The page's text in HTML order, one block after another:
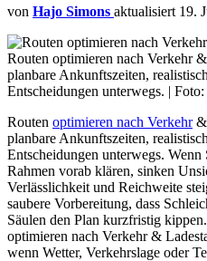
von Hajo Simons aktualisiert 19.
Routen optimieren nach Verkehr
planbare Ankunftszeiten,
Entscheidungen unterwegs. |
Routen optimieren nach Verkehr&
planbare Ankunftszeiten,
Entscheidungen unterwegs.
Rahmen vorab klären, sinken
Verlässlichkeit und Reichweite
saubere Vorbereitung, dass
Säulen den Plan kurzfristig
optimieren nach Verkehr &
wenn Wetter, Verkehrslage oder